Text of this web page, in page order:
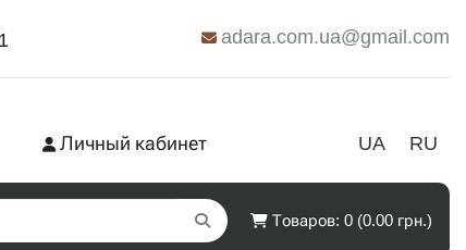
adara.com.ua@gmail.com
UA RU
Личный кабинет
Товаров: 0 (0.00 грн.)